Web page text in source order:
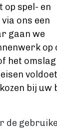
spel- en
ons een
gaan we
op
het
bij uw
de